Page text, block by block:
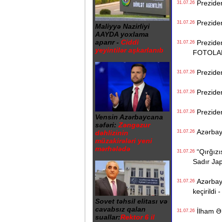
Maliyyə Nazirliyi
AAYDA yoxlama
aparır - Ciddi
yeyintilər aşkarlanıb
Vensin Azərbaycana
səfəri: Zəngəzur
dəhlizinin
müzakirələri yeni
mərhələdə
Sovet təhsil elitası və
cavabsız qalan
suallar:Rektor 6 il
31.07.26
31.07.26
31.07.26
31.07.26
31.07.26
31.07.26
31.07.26
31.07.26
Sadır
31.07.26
keçirildi
31.07.26İlham